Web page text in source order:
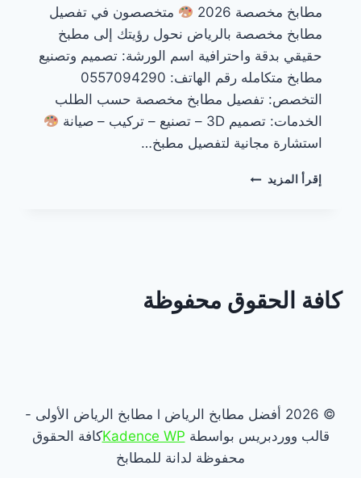
مطابخ مخصصة 2026
متخصصون في تفصيل
مطابخ مخصصة بالرياض نحول رؤيتك إلى مطبخ
حقيقي بدقة واحترافية اسم الورشة: تصميم وتصنيع
مطابخ متكامله رقم الهاتف: 0557094290
التخصص: تفصيل مطابخ مخصصة حسب الطلب
الخدمات: تصميم 3D – تصنيع – تركيب – صيانة
استشارة مجانية لتفصيل مطبخ…
إقرأ المزيد تفصيل
كافة الحقوق محفوظة
© 2026 أفضل مطابخ الرياض l مطابخ الرياض الأولى -
قالب ووردبريس بواسطة Kadence WPكافة الحقوق
محفوظة لدانة للمطابخ